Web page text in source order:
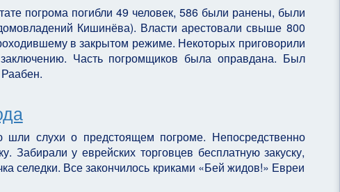
погрома погибли 49 человек, 586 были ранены, были
Кишинёва). Власти арестовали свыше 800
в закрытом режиме. Некоторых приговорили
Часть погромщиков была оправдана. Был
слухи о предстоящем погроме. Непосредственно
Забирали у еврейских торговцев бесплатную закуску,
селедки. Все закончилось криками «Бей жидов!» Евреи